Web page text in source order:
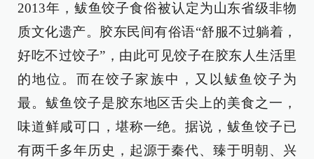
2013年，鲅鱼饺子食俗被认定为山东省级非物
质文化遗产。胶东民间有俗语“舒服不过躺着，
好吃不过饺子”，由此可见饺子在胶东人生活里
的地位。而在饺子家族中，又以鲅鱼饺子为
最。鲅鱼饺子是胶东地区舌尖上的美食之一，
味道鲜咸可口，堪称一绝。据说，鲅鱼饺子已
有两千多年历史，起源于秦代、臻于明朝、兴